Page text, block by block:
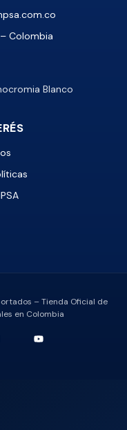
Colombia
– Tienda Oficial de
en Colombia